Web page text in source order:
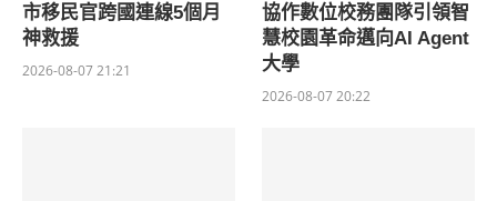
市移民官跨國連線5個月
神救援
2026-08-07 21:21
協作數位校務團隊引領智
慧校園革命邁向AI Agent
大學
2026-08-07 20:22